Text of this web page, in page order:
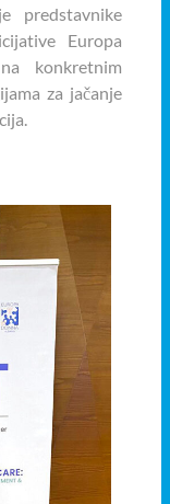
predstavnike
Europa
konkretnim
za jačanje